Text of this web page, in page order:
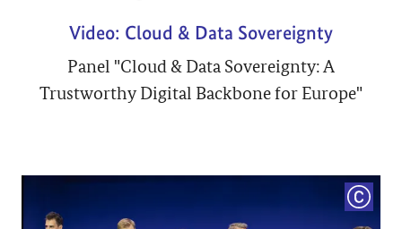
Video: Cloud & Data Sovereignty
Panel "Cloud & Data Sovereignty: A
Trustworthy Digital Backbone for Europe"